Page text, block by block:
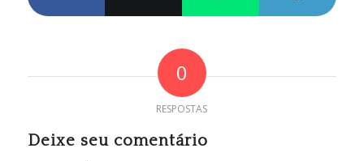
0
RESPOSTAS
Deixe seu comentário